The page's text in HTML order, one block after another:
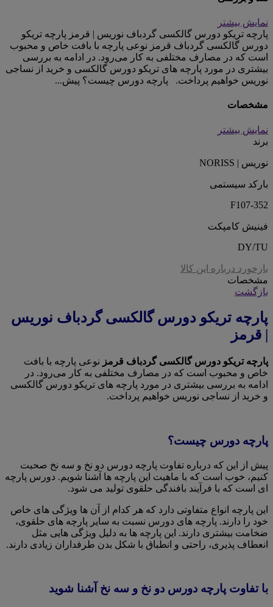
نمایش بیشتر
پارچه تریکو دورس گالکسی گردباف نوریس | قرمز پارچه تریکو
دورس گالکسی گردباف قرمز نوعی پارچه با بافت خاص و محبوب
است که در مصارف مختلفی به کار می‌رود. در ادامه به بررسی
بیشتری در مورد پارچه های تریکو دورس گالکسی و خرید از نساجی
نوریس خواهیم پرداخت. پارچه دورس چیست؟ پیش...
مشخصات
نمایش بیشتر
برند
نوریس | NORISS
بارکد سیستمی
F107-352
فینیش کامپکت
DY/TU
بازخورد درباره این کالا
مشخصات
بازگشت
پارچه تریکو دورس گالکسی گردباف نوریس
| قرمز
پارچه تریکو دورس گالکسی گردباف قرمز نوعی پارچه با بافت
خاص و محبوب است که در مصارف مختلفی به کار می‌رود. در
ادامه به بررسی بیشتری در مورد پارچه های تریکو دورس گالکسی
و خرید از نساجی نوریس خواهیم پرداخت.
پارچه دورس چیست؟
پیش از این که درباره تفاوت پارچه دورس دو نخ و سه نخ صحبت
کنیم، خوب است که با ماهیت این پارچه ها آشنا شویم. دورس پارچه
ای است که با فرآیند بافندگی حلقوی تولید می شود.
این پارچه انواع متفاوتی دارد که هر کدام از آن ها ویژگی های خاص
خود را دارند. پارچه های دورس نسبت به سایر پارچه های حلقوی،
ضخامت بیشتری دارند. این پارچه ها به دلیل ویژگی هایی مثل
انعطاف پذیری، راحتی و انطباق با شکل بدن طرفداران زیادی دارند.
با تفاوت پارچه دورس دو نخ و سه نخ آشنا شوید